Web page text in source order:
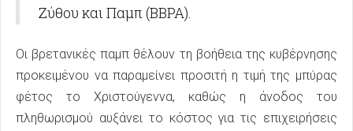
Ζύθου και Παμπ (BBPA).
Οι βρετανικές παμπ θέλουν τη βοήθεια της κυβέρνησης
προκειμένου να παραμείνει προσιτή η τιμή της μπύρας
φέτος το Χριστούγεννα, καθώς η άνοδος του
πληθωρισμού αυξάνει το κόστος για τις επιχειρήσεις